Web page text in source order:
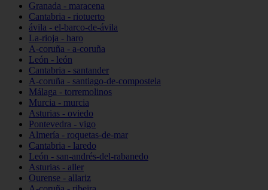
Granada - maracena
Cantabria - riotuerto
ávila - el-barco-de-ávila
La-rioja - haro
A-coruña - a-coruña
León - león
Cantabria - santander
A-coruña - santiago-de-compostela
Málaga - torremolinos
Murcia - murcia
Asturias - oviedo
Pontevedra - vigo
Almería - roquetas-de-mar
Cantabria - laredo
León - san-andrés-del-rabanedo
Asturias - aller
Ourense - allariz